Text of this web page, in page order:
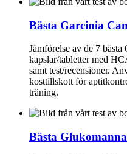
Bästa Garcinia
Jämförelse av de 7
kapslar/tabletter med
samt test/recensioner.
kosttillskott för
träning.
Bästa